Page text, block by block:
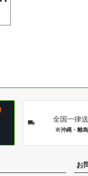
全国一律
※沖縄・離
お